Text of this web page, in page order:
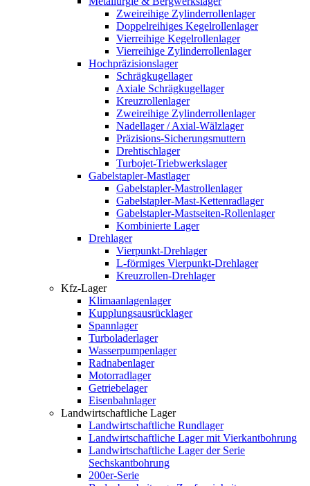
Zweireihige Zylinderrollenlager
Doppelreihiges Kegelrollenlager
Vierreihige Kegelrollenlager
Vierreihige Zylinderrollenlager
Hochpräzisionslager
Schrägkugellager
Axiale Schrägkugellager
Kreuzrollenlager
Zweireihige Zylinderrollenlager
Nadellager / Axial-Wälzlager
Präzisions-Sicherungsmuttern
Drehtischlager
Turbojet-Triebwerkslager
Gabelstapler-Mastlager
Gabelstapler-Mastrollenlager
Gabelstapler-Mast-Kettenradlager
Gabelstapler-Mastseiten-Rollenlager
Kombinierte Lager
Drehlager
Vierpunkt-Drehlager
L-förmiges Vierpunkt-Drehlager
Kreuzrollen-Drehlager
Kfz-Lager
Klimaanlagenlager
Kupplungsausrücklager
Spannlager
Turboladerlager
Wasserpumpenlager
Radnabenlager
Motorradlager
Getriebelager
Eisenbahnlager
Landwirtschaftliche Lager
Landwirtschaftliche Rundlager
Landwirtschaftliche Lager mit Vierkantbohrung
Landwirtschaftliche Lager der Serie
Sechskantbohrung
200er-Serie